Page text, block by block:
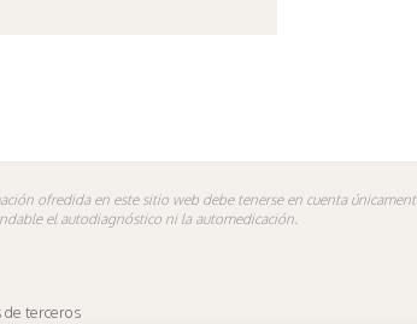
ofredida en este sitio web debe tenerse en cuenta
el autodiagnóstico ni la automedicación.
terceros